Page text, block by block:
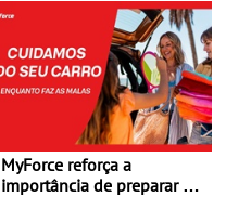
para futuras missões das
forças terrestres
MyForce reforça a
importância de preparar o